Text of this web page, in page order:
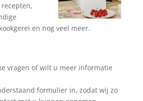
recepten,
en nog veel meer.
vragen of wilt u meer informatie
formulier in, zodat wij zo